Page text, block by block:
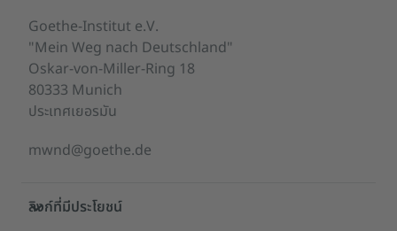
Goethe-Institut e.V.
"Mein Weg nach Deutschland"
Oskar-von-Miller-Ring 18
80333 Munich
ประเทศเยอรมัน
mwnd@goethe.de
ลิงก์ที่มีประโยชน์